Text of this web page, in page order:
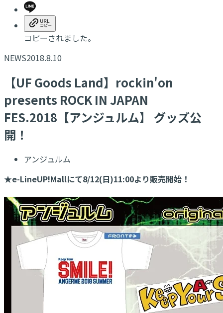
コピーされました。
NEWS2018.8.10
【UF Goods Land】rockin'on
presents ROCK IN JAPAN
FES.2018【アンジュルム】 グッズ公
開！
アンジュルム
★e-LineUP!Mallにて8/12(日)11:00より販売開始！